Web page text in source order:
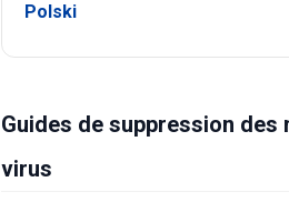
Polski
Guides de suppression des
virus